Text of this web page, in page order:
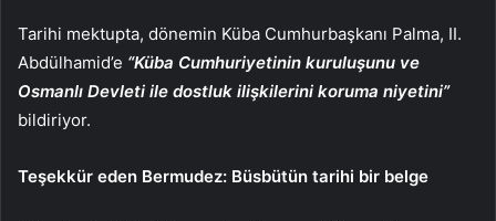
Tarihi mektupta, dönemin Küba Cumhurbaşkanı Palma, II.
Abdülhamid’e “Küba Cumhuriyetinin kuruluşunu ve
Osmanlı Devleti ile dostluk ilişkilerini koruma niyetini”
bildiriyor.
Teşekkür eden Bermudez: Büsbütün tarihi bir belge